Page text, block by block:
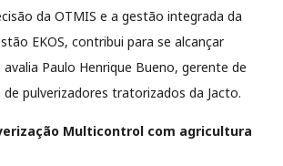
da OTMIS e a gestão integrada da
EKOS, contribui para se alcançar
Paulo Henrique Bueno, gerente de
pulverizadores tratorizados da Jacto.
Multicontrol com agricultura